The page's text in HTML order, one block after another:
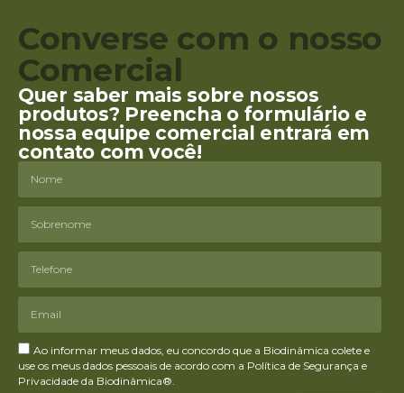
Converse com o nosso
Comercial
Quer saber mais sobre nossos
produtos? Preencha o formulário e
nossa equipe comercial entrará em
contato com você!
Ao informar meus dados, eu concordo que a Biodinâmica colete e
use os meus dados pessoais de acordo com a Política de Segurança e
Privacidade da Biodinâmica®.